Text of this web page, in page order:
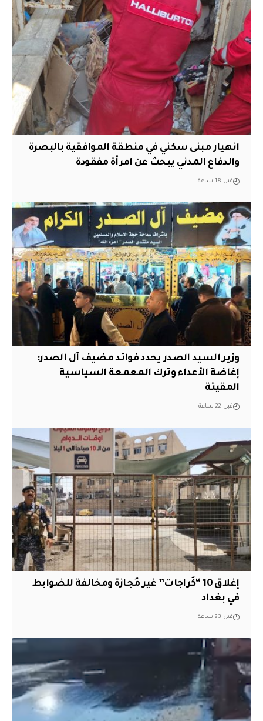
انهيار مبنى سكني في منطقة الموافقية بالبصرة
والدفاع المدني يبحث عن امرأة مفقودة
قبل 18 ساعة
وزير السيد الصدر يحدد فوائد مضيف آل الصدر:
إغاضة الأعداء وترك المعمعة السياسية
المقيتة
قبل 22 ساعة
إغلاق 10 “كَراجات” غير مُجازة ومخالفة للضوابط
في بغداد
قبل 23 ساعة